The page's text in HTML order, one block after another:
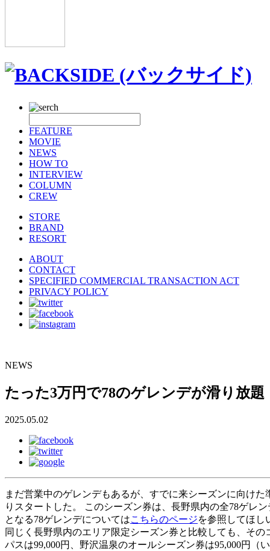
FEATURE
MOVIE
NEWS
HOW TO
INTERVIEW
COLUMN
CREW
STORE
BRAND
RESORT
ABOUT
CONTACT
SPECIFIED COMMERCIAL TRANSACTION ACT
PRIVACY POLICY
NEWS
たった3万円で78のゲレンデが滑り放
2025.05.02
まだ営業中のゲレンデもあるが、すでに来シーズンに向け
りスタートした。 このシーズン券は、長野県内の全78ゲレ
となる78ゲレンデについてはこちらのページを参照してほし
同じく長野県内のエリア限定シーズン券と比較しても、そ
パスは99,000円、野沢温泉のオールシーズン券は95,000円